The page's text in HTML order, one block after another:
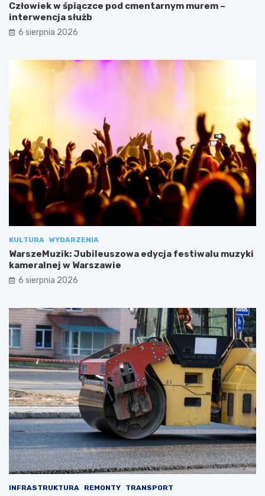
Człowiek w śpiączce pod cmentarnym murem –
interwencja służb
6 sierpnia 2026
KULTURA WYDARZENIA
WarszeMuzik: Jubileuszowa edycja festiwalu muzyki
kameralnej w Warszawie
6 sierpnia 2026
INFRASTRUKTURA REMONTY TRANSPORT